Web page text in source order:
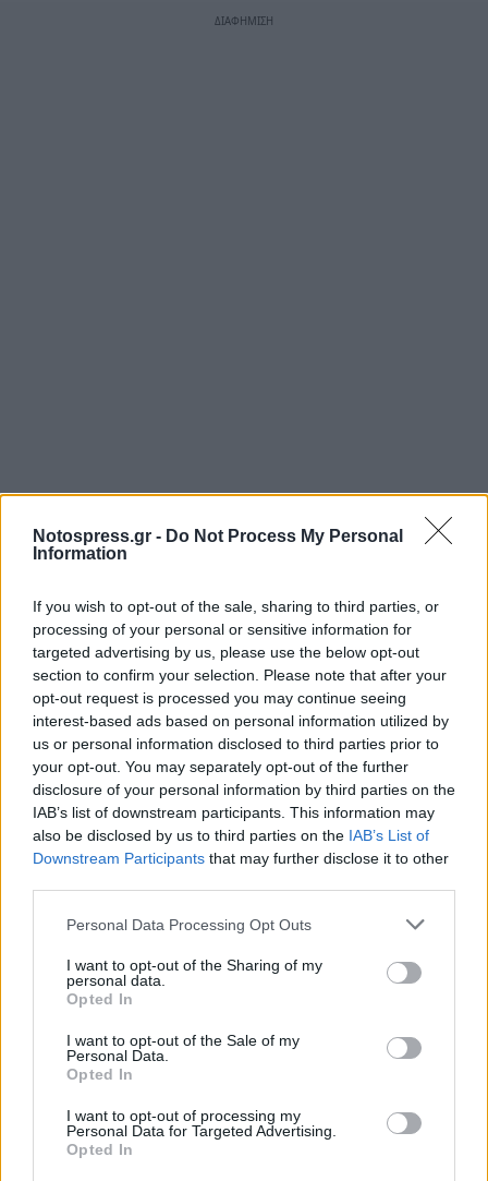
Notospress.gr - Do Not Process My Personal
Information
If you wish to opt-out of the sale, sharing to third parties, or
processing of your personal or sensitive information for
targeted advertising by us, please use the below opt-out
section to confirm your selection. Please note that after your
opt-out request is processed you may continue seeing
interest-based ads based on personal information utilized by
us or personal information disclosed to third parties prior to
your opt-out. You may separately opt-out of the further
disclosure of your personal information by third parties on the
IAB’s list of downstream participants. This information may
also be disclosed by us to third parties on the IAB’s List of
Downstream Participants that may further disclose it to other
Personal Data Processing Opt Outs
I want to opt-out of the Sharing of my
personal data.
Opted In
I want to opt-out of the Sale of my
Personal Data.
Opted In
I want to opt-out of processing my
Personal Data for Targeted Advertising.
Opted In
Σχετικά Άρθρα
Σπάρτη: Οι Hermaphrodite's Child στο Retro
Music Bar